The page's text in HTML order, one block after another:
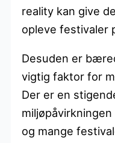
reality kan give
opleve festivaler
Desuden er
vigtig faktor for
Der er en
og mange